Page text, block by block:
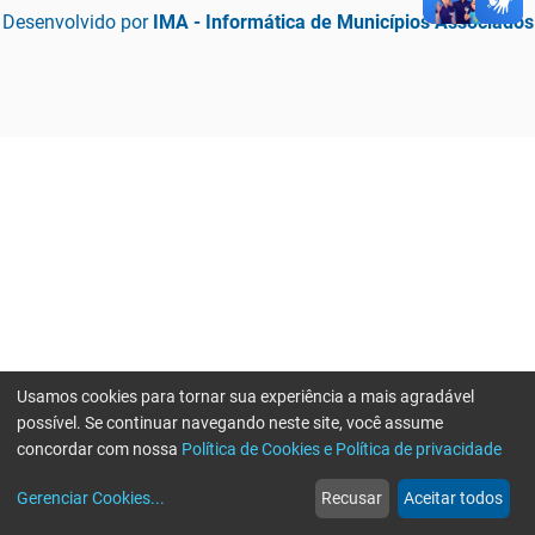
Desenvolvido por IMA - Informática de Municípios Associados
web
Notícias
more_horiz
Mais
Usamos cookies para tornar sua experiência a mais agradável
possível. Se continuar navegando neste site, você assume
concordar com nossa Política de Cookies e Política de privacidade
Gerenciar Cookies... Recusar Aceitar todos
Erro ao enviar informações, por favor tente novamente